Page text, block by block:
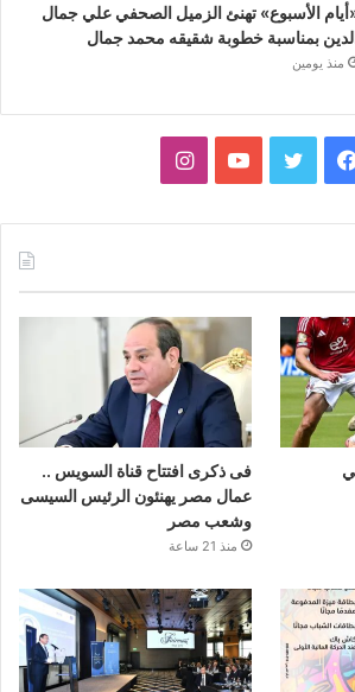
الأسبوع» تهنئ الزميل الصحفي علي جمال
بمناسبة خطوبة شقيقه محمد جمال
منذ يومين
فيسبوك تويتر يوتيوبانستقرام
فى ذكرى افتتاح قناة السويس ..
عمال مصر يهنئون الرئيس السيسى
وشعب مصر
منذ 21 ساعة